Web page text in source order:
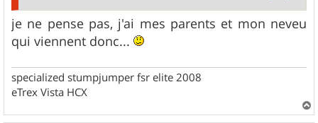
je ne pense pas, j'ai mes parents et mon neveu
qui viennent donc...
specialized stumpjumper fsr elite 2008
eTrex Vista HCX
a